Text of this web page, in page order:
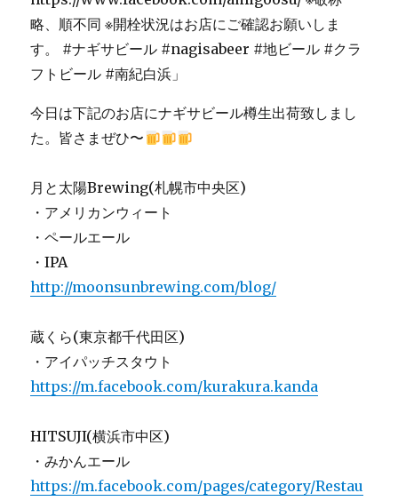
今日は下記のお店にナギサビール樽生出荷致しまし
た。皆さまぜひ〜
月と太陽Brewing(札幌市中央区)
・アメリカンウィート
・ペールエール
・IPA
http://moonsunbrewing.com/blog/
蔵くら(東京都千代田区)
・アイパッチスタウト
https://m.facebook.com/kurakura.kanda
HITSUJI(横浜市中区)
・みかんエール
https://m.facebook.com/pages/category/Restau